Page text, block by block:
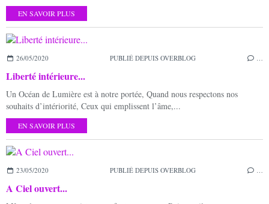
EN SAVOIR PLUS
26/05/2020 PUBLIÉ DEPUIS OVERBLOG
Liberté intérieure...
Un Océan de Lumière est à notre portée, Quand nous respectons nos
souhaits d’intériorité, Ceux qui emplissent l’âme,...
EN SAVOIR PLUS
23/05/2020 PUBLIÉ DEPUIS OVERBLOG
A Ciel ouvert...